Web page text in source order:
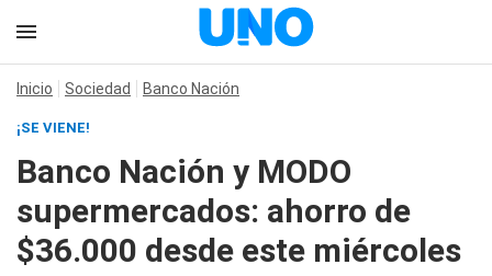
Inicio Sociedad Banco Nación
¡SE VIENE!
Banco Nación y MODO
supermercados: ahorro de
$36.000 desde este miércoles